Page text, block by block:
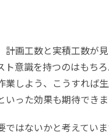
計画工数と実積工数が
ト意識を持つのはもち
業しよう、こうすれば
いった効果も期待できま
ではないかと考えてい